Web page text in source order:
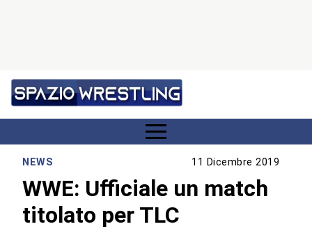
NEWS 11 Dicembre 2019
WWE: Ufficiale un match
titolato per TLC